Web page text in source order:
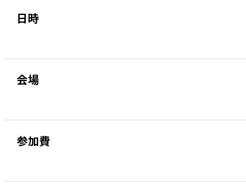
日時
会場
参加費